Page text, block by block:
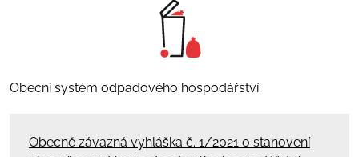
Obecní systém odpadového hospodářství
Obecně závazná vyhláška č. 1/2021 o stanovení